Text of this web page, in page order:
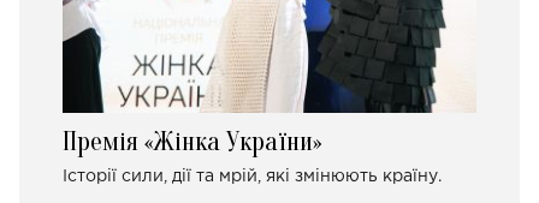
Премія «Жінка України»
Історії сили, дії та мрій, які змінюють країну.